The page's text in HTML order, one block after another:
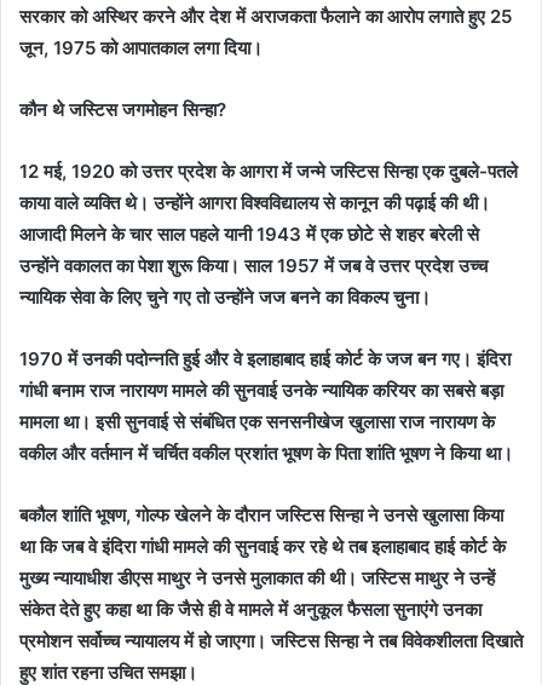
सरकार को अस्थिर करने और देश में अराजकता फैलाने का आरोप लगाते हुए 25
जून, 1975 को आपातकाल लगा दिया।
कौन थे जस्टिस जगमोहन सिन्हा?
12 मई, 1920 को उत्तर प्रदेश के आगरा में जन्मे जस्टिस सिन्हा एक दुबले-पतले
काया वाले व्यक्ति थे। उन्होंने आगरा विश्वविद्यालय से कानून की पढ़ाई की थी।
आजादी मिलने के चार साल पहले यानी 1943 में एक छोटे से शहर बरेली से
उन्होंने वकालत का पेशा शुरू किया। साल 1957 में जब वे उत्तर प्रदेश उच्च
न्यायिक सेवा के लिए चुने गए तो उन्होंने जज बनने का विकल्प चुना।
1970 में उनकी पदोन्नति हुई और वे इलाहाबाद हाई कोर्ट के जज बन गए। इंदिरा
गांधी बनाम राज नारायण मामले की सुनवाई उनके न्यायिक करियर का सबसे बड़ा
मामला था। इसी सुनवाई से संबंधित एक सनसनीखेज खुलासा राज नारायण के
वकील और वर्तमान में चर्चित वकील प्रशांत भूषण के पिता शांति भूषण ने किया था।
बकौल शांति भूषण, गोल्फ खेलने के दौरान जस्टिस सिन्हा ने उनसे खुलासा किया
था कि जब वे इंदिरा गांधी मामले की सुनवाई कर रहे थे तब इलाहाबाद हाई कोर्ट के
मुख्य न्यायाधीश डीएस माथुर ने उनसे मुलाकात की थी। जस्टिस माथुर ने उन्हें
संकेत देते हुए कहा था कि जैसे ही वे मामले में अनुकूल फैसला सुनाएंगे उनका
प्रमोशन सर्वोच्च न्यायालय में हो जाएगा। जस्टिस सिन्हा ने तब विवेकशीलता दिखाते
हुए शांत रहना उचित समझा।